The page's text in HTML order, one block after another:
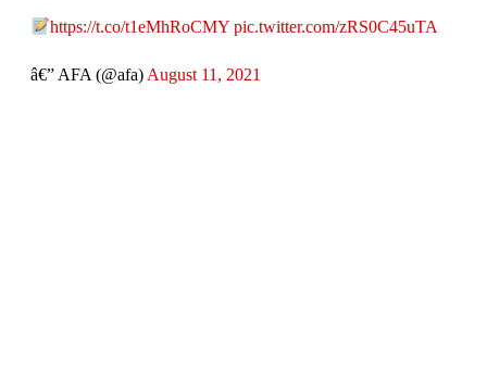
https://t.co/t1eMhRoCMY pic.twitter.com/zRS0C45uTA
â€” AFA (@afa) August 11, 2021